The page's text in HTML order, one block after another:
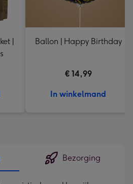
|
Ballon | Happy Birthday
€ 14,99
In winkelmand
Bezorging